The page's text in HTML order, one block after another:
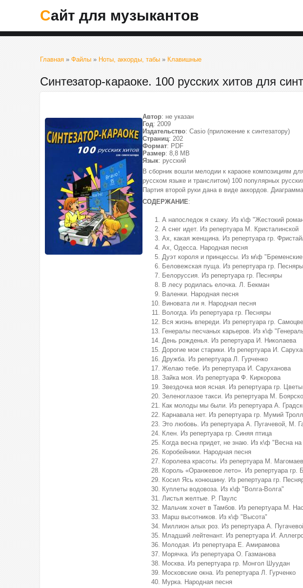
Сайт для музыкантов
Главная » Файлы » Ноты, аккорды, табы » Клавишные
Синтезатор-караоке. 100 русских хитов для
Автор: не указан
Год: 2009
Издательство: Casio (приложение к синтезатору)
Страниц: 202
Формат: PDF
Размер: 8,8 МВ
Язык: русский
В сборник вошли мелодии к караоке композициям
русском языке и транслитом) 100 популярных
Партия второй руки дана в виде аккордов.
СОДЕРЖАНИЕ:
А напоследок я скажу. Из к\ф "Жестокий
А снег идет. Из репертуара М. Кристалинской
Ах, какая женщина. Из репертуара гр.
Ах, Одесса. Народная песня
Дуэт короля и принцессы. Из м\ф
Беловежская пуща. Из репертуара гр. Песняры
Белоруссия. Из репертуара гр. Песняры
В лесу родилась елочка. Л. Бекман
Валенки. Народная песня
Виновата ли я. Народная песня
Вологда. Из репертуара гр. Песняры
Вся жизнь впереди. Из репертуара гр.
Генералы песчаных карьеров. Из к\ф
День рожденья. Из репертуара И. Николаева
Дорогие мои старики. Из репертуара И.
Дружба. Из репертуара Л. Гурченко
Желаю тебе. Из репертуара И. Саруханова
Зайка моя. Из репертуара Ф. Киркорова
Звездочка моя ясная. Из репертуара гр. Цветы
Зеленоглазое такси. Из репертуара М.
Как молоды мы были. Из репертуара А.
Карнавала нет. Из репертуара гр. Мумий
Это любовь. Из репертуара А. Пугачевой, М.
Клен. Из репертуара гр. Синяя птица
Когда весна придет, не знаю. Из к\ф "Весна
Коробейники. Народная песня
Королева красоты. Из репертуара М.
Король «Оранжевое лето». Из репертуара гр.
Косил Ясь конюшину. Из репертуара гр.
Куплеты водовоза. Из к\ф "Волга-Волга"
Листья желтые. Р. Паулс
Мальчик хочет в Тамбов. Из репертуара М.
Марш высотников. Из к\ф "Высота"
Миллион алых роз. Из репертуара А.
Младший лейтенант. Из репертуара И.
Молодая. Из репертуара Е. Амирамова
Морячка. Из репертуара О. Газманова
Москва. Из репертуара гр. Монгол Шуудан
Московские окна. Из репертуара Л. Гурченко
Мурка. Народная песня